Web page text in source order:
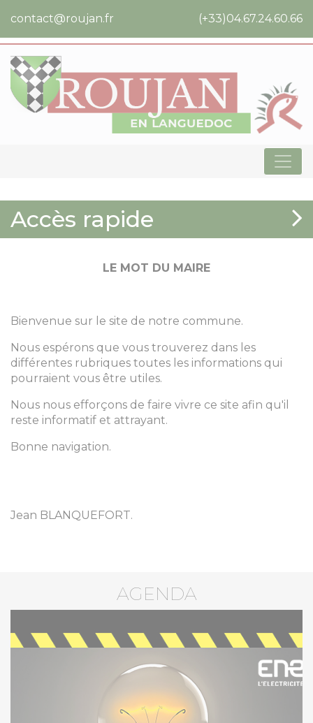
contact@roujan.fr (+33)04.67.24.60.66
Accès rapide
LE MOT DU MAIRE
Bienvenue sur le site de notre commune.
Nous espérons que vous trouverez dans les
différentes rubriques toutes les informations qui
pourraient vous être utiles.
Nous nous efforçons de faire vivre ce site afin qu'il
reste informatif et attrayant.
Bonne navigation.
Jean BLANQUEFORT.
AGENDA